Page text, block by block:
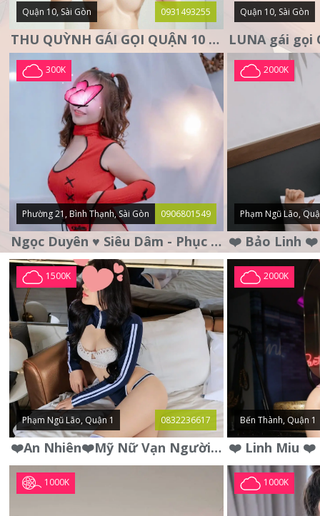
Quận 10, Sài Gòn 0931493255
THU QUỲNH GÁI GỌI QUẬN 10 – MẶT XINH DA TRẮNG – SANG
Quận 10, Sài Gòn
300K
Phường 21, Bình Thạnh, Sài Gòn 0906801549
Ngọc Duyên ♥️ Siêu Dâm - Phục Vụ Tận Tình - Chu Đáo
2000K
Phạm Ngũ Lão,
1500K
Phạm Ngũ Lão, Quận 1 0832236617
❤️An Nhiên❤️Mỹ Nữ Vạn Người Mê,Da Trắng, Mặt Xynh, Đẹp Từng
2000K
Bến Thành, Quận 1
1000K 1000K